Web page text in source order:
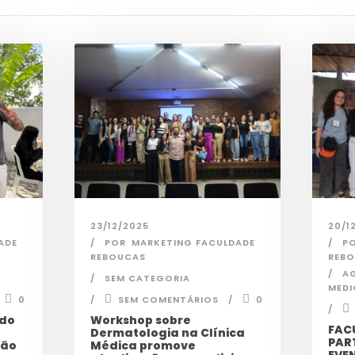
0
23/12/2025
POR MARKETING FACULDADE
REBOUCAS
SEM CATEGORIA
SEM COMENTÁRIOS
0
Workshop sobre
Dermatologia na Clínica
Médica promove
20/